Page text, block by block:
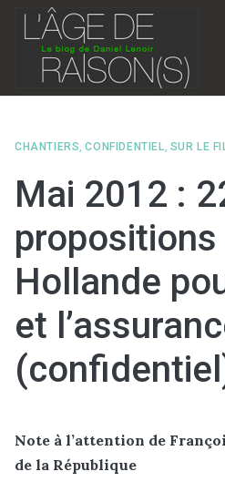
Skip
content
CHANTIERS,CONFIDENTIEL, SUR LE
Mai 2012 :
propositions
Hollande
et
Note à l’attention de
de la République